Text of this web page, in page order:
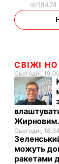
18474
СВІЖІ
Сьогодні, 19.00
Жирновим.
Сьогодні, 18.34
можуть
ракетами